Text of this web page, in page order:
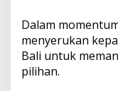
Dalam
menyerukan
Bali untuk
pilihan.